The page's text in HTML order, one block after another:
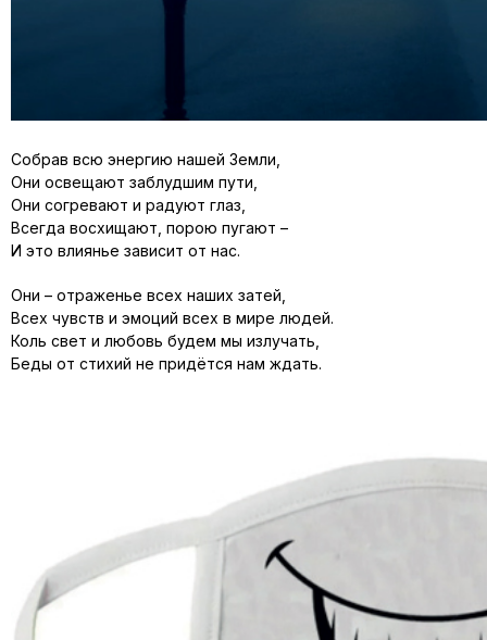
Собрав всю энергию нашей Земли,
Они освещают заблудшим пути,
Они согревают и радуют глаз,
Всегда восхищают, порою пугают –
И это влиянье зависит от нас.
Они – отраженье всех наших затей,
Всех чувств и эмоций всех в мире людей.
Коль свет и любовь будем мы излучать,
Беды от стихий не придётся нам ждать.